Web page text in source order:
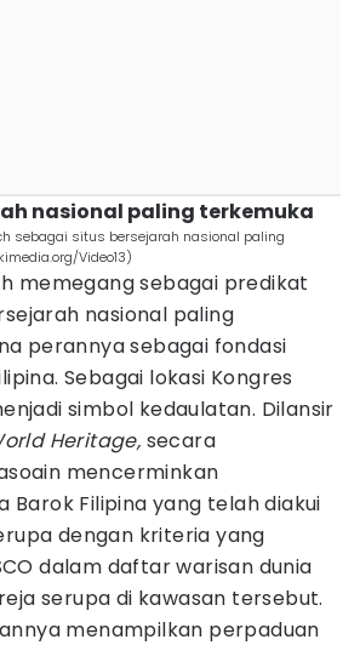
nasional paling terkemuka
sebagai situs bersejarah nasional paling
Video13)
memegang sebagai predikat
nasional paling
perannya sebagai fondasi
Sebagai lokasi Kongres
simbol kedaulatan. Dilansir
Heritage, secara
mencerminkan
Barok Filipina yang telah diakui
dengan kriteria yang
dalam daftar warisan dunia
serupa di kawasan tersebut.
menampilkan perpaduan